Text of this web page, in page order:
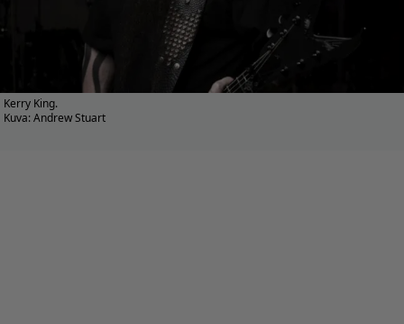
Kerry King.
Kuva: Andrew Stuart